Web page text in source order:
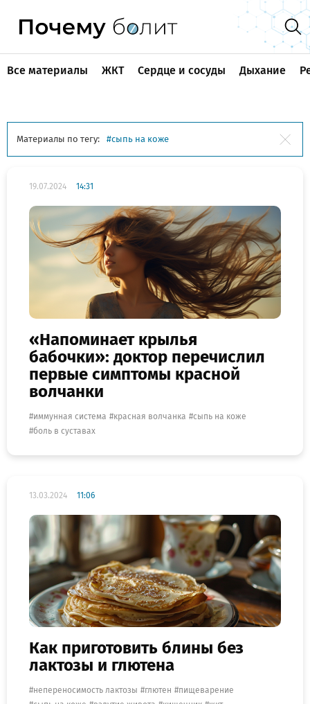
Все материалы ЖКТ Сердце и сосуды Дыхание
Материалы по тегу: сыпь на коже
19.07.2024 14:31
«Напоминает крылья
бабочки»: доктор перечислил
первые симптомы красной
волчанки
иммунная система красная волчанка
сыпь на коже
боль в суставах
13.03.2024 11:06
Как приготовить блины без
лактозы и глютена
непереносимость лактозы глютен
пищеварение